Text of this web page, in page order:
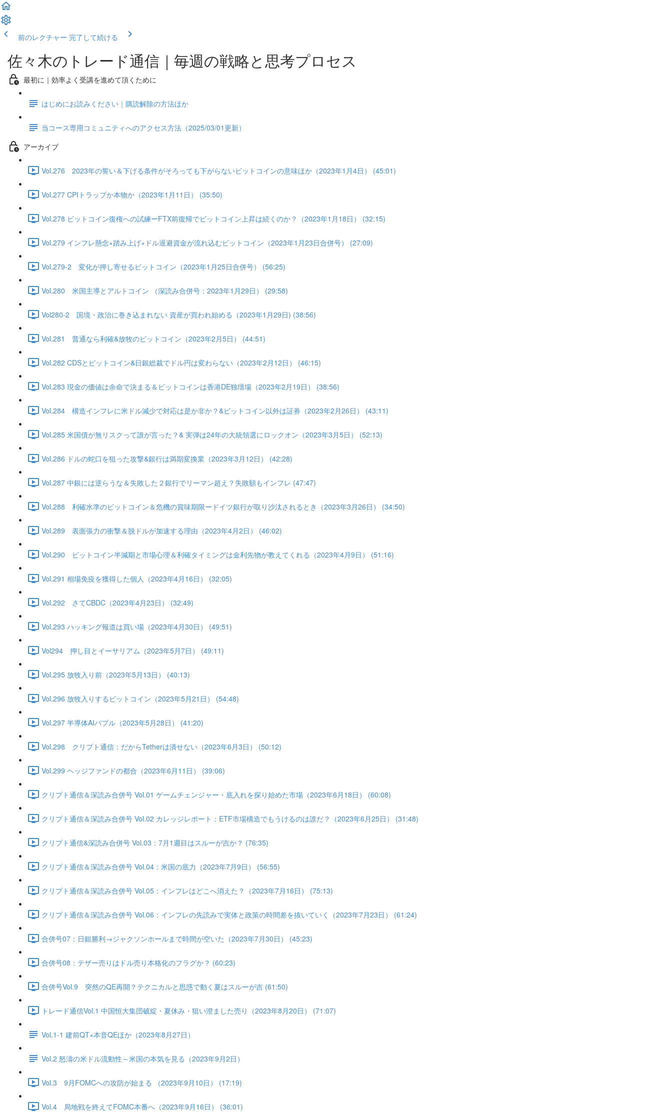
前のレクチャー 完了して続ける
佐々木のトレード通信｜毎週の戦略と思考プロセス
最初に｜効率よく受講を進めて頂くために
はじめにお読みください｜購読解除の方法ほか
当コース専用コミュニティへのアクセス方法（2025/03/01更新）
アーカイブ
Vol.276 2023年の誓い＆下げる条件がそろっても下がらないビットコインの意味ほか（2023年1月4日） (45:01)
Vol.277 CPIトラップか本物か（2023年1月11日） (35:50)
Vol.278 ビットコイン復権への試練ーFTX前復帰でビットコイン上昇は続くのか？（2023年1月18日） (32:15)
Vol.279 インフレ懸念×踏み上げ×ドル退避資金が流れ込むビットコイン（2023年1月23日合併号） (27:09)
Vol.279-2 変化が押し寄せるビットコイン（2023年1月25日合併号） (56:25)
Vol.280 米国主導とアルトコイン （深読み合併号：2023年1月29日） (29:58)
Vol280-2 国境・政治に巻き込まれない 資産が買われ始める（2023年1月29日) (38:56)
Vol.281 普通なら利確&放牧のビットコイン（2023年2月5日） (44:51)
Vol.282 CDSとビットコイン&日銀総裁でドル円は変わらない（2023年2月12日） (46:15)
Vol.283 現金の価値は余命で決まる＆ビットコインは香港DE独壇場（2023年2月19日） (38:56)
Vol.284 構造インフレに米ドル減少で対応は是か非か？&ビットコイン以外は証券（2023年2月26日） (43:11)
Vol.285 米国債が無リスクって誰が言った？& 実弾は24年の大統領選にロックオン（2023年3月5日） (52:13)
Vol.286 ドルの蛇口を狙った攻撃&銀行は満期変換業（2023年3月12日） (42:28)
Vol.287 中銀には逆らうな＆失敗した２銀行でリーマン超え？失敗額もインフレ (47:47)
Vol.288 利確水準のビットコイン＆危機の賞味期限ードイツ銀行が取り沙汰されるとき（2023年3月26日） (34:50)
Vol.289 表面張力の衝撃＆脱ドルが加速する理由（2023年4月2日） (46:02)
Vol.290 ビットコイン半減期と市場心理＆利確タイミングは金利先物が教えてくれる（2023年4月9日） (51:16)
Vol.291 相場免疫を獲得した個人（2023年4月16日） (32:05)
Vol.292 さてCBDC（2023年4月23日） (32:49)
Vol.293 ハッキング報道は買い場（2023年4月30日） (49:51)
Vol294 押し目とイーサリアム（2023年5月7日） (49:11)
Vol.295 放牧入り前（2023年5月13日） (40:13)
Vol.296 放牧入りするビットコイン（2023年5月21日） (54:48)
Vol.297 半導体AIバブル（2023年5月28日） (41:20)
Vol.298 クリプト通信：だからTetherは潰せない（2023年6月3日） (50:12)
Vol.299 ヘッジファンドの都合（2023年6月11日） (39:06)
クリプト通信＆深読み合併号 Vol.01 ゲームチェンジャー・底入れを探り始めた市場（2023年6月18日） (60:08)
クリプト通信＆深読み合併号 Vol.02 カレッジレポート：ETF市場構造でもうけるのは誰だ？（2023年6月25日） (31:48)
クリプト通信&深読み合併号 Vol.03：7月1週目はスルーが吉か？ (76:35)
クリプト通信＆深読み合併号 Vol.04：米国の底力（2023年7月9日） (56:55)
クリプト通信＆深読み合併号 Vol.05：インフレはどこへ消えた？（2023年7月16日） (75:13)
クリプト通信＆深読み合併号 Vol.06：インフレの先読みで実体と政策の時間差を抜いていく（2023年7月23日） (61:24)
合併号07：日銀勝利→ジャクソンホールまで時間が空いた（2023年7月30日） (45:23)
合併号08：テザー売りはドル売り本格化のフラグか？ (60:23)
合併号Vol.9 突然のQE再開？テクニカルと思惑で動く夏はスルーが吉 (61:50)
トレード通信Vol.1 中国恒⼤集団破綻・夏休み・狙い澄ました売り（2023年8月20日） (71:07)
Vol.1-1 建前QT×本音QEほか（2023年8月27日）
Vol.2 怒濤の米ドル流動性～米国の本気を見る（2023年9月2日）
Vol.3 9月FOMCへの攻防が始まる （2023年9月10日） (17:19)
Vol.4 局地戦を終えてFOMC本番へ（2023年9月16日） (36:01)